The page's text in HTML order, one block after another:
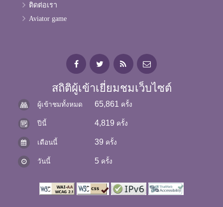
ติดต่อเรา
Aviator game
สถิติผู้เข้าเยี่ยมชมเว็บไซต์
ผู้เข้าชมทั้งหมด 65,861 ครั้ง
ปีนี้ 4,819 ครั้ง
เดือนนี้ 39 ครั้ง
วันนี้ 5 ครั้ง